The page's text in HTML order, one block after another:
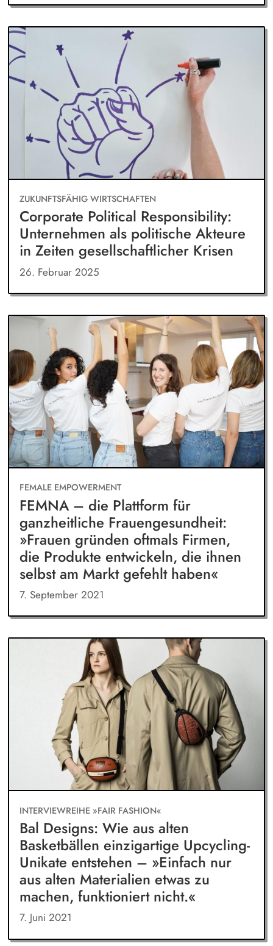
ZUKUNFTSFÄHIG WIRTSCHAFTEN
Corporate Political Responsibility:
Unternehmen als politische Akteure
in Zeiten gesellschaftlicher Krisen
26. Februar 2025
FEMALE EMPOWERMENT
FEMNA – die Plattform für
ganzheitliche Frauengesundheit:
»Frauen gründen oftmals Firmen,
die Produkte entwickeln, die ihnen
selbst am Markt gefehlt haben«
7. September 2021
INTERVIEWREIHE »FAIR FASHION«
Bal Designs: Wie aus alten
Basketbällen einzigartige Upcycling-
Unikate entstehen – »Einfach nur
aus alten Materialien etwas zu
machen, funktioniert nicht.«
7. Juni 2021